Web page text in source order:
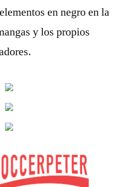
en negro en la
y los propios